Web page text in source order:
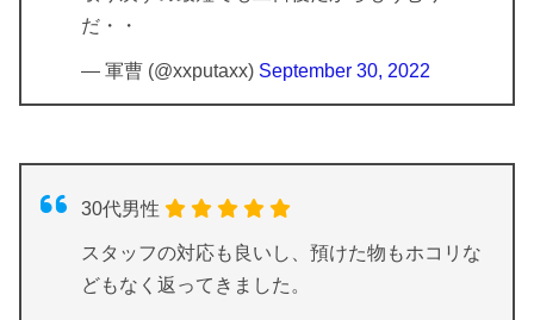
だ・・
— 軍曹 (@xxputaxx) September 30, 2022
30代男性
スタッフの対応も良いし、預けた物もホコリな
どもなく返ってきました。